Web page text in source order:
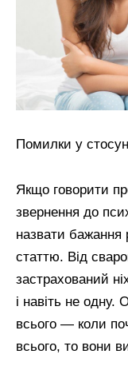
Помилки у
Якщо говорити
звернення до
назвати бажання
статтю. Від
застрахований
і навіть не одну.
всього — коли
всього, то вони